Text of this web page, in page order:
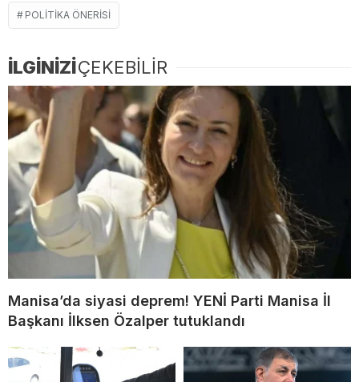
POLITIKA ÖNERISI
İLGİNİZİÇEKEBİLİR
Manisa’da siyasi deprem! YENİ Parti Manisa İl
Başkanı İlksen Özalper tutuklandı